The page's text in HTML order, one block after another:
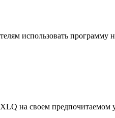
использовать программу
на своем предпочитаемом